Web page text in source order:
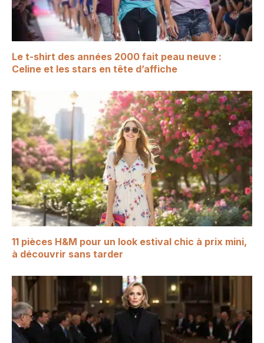
Le t-shirt des années 2000 fait peau neuve :
Celine et les stars en tête d’affiche
11 pièces H&M pour un look estival chic à prix mini,
à découvrir sans tarder